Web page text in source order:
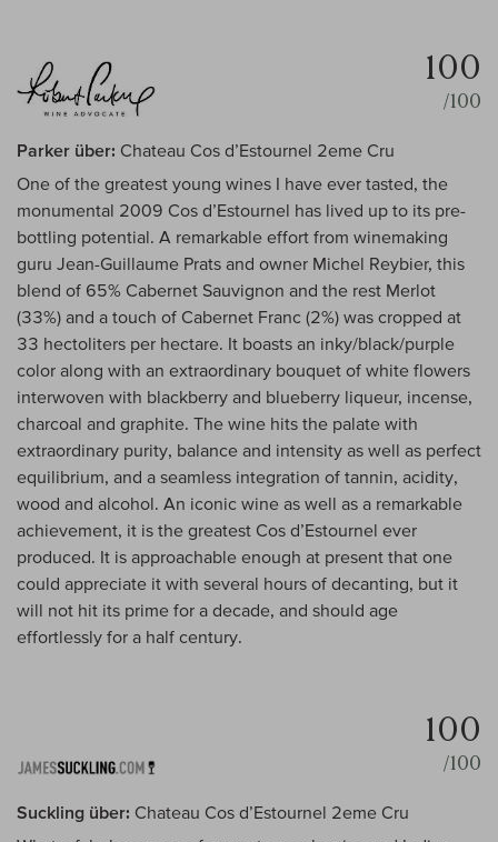
100
/100
Parker über: Chateau Cos d’Estournel 2eme Cru
One of the greatest young wines I have ever tasted, the
monumental 2009 Cos d’Estournel has lived up to its pre-
bottling potential. A remarkable effort from winemaking
guru Jean-Guillaume Prats and owner Michel Reybier, this
blend of 65% Cabernet Sauvignon and the rest Merlot
(33%) and a touch of Cabernet Franc (2%) was cropped at
33 hectoliters per hectare. It boasts an inky/black/purple
color along with an extraordinary bouquet of white flowers
interwoven with blackberry and blueberry liqueur, incense,
charcoal and graphite. The wine hits the palate with
extraordinary purity, balance and intensity as well as perfect
equilibrium, and a seamless integration of tannin, acidity,
wood and alcohol. An iconic wine as well as a remarkable
achievement, it is the greatest Cos d’Estournel ever
produced. It is approachable enough at present that one
could appreciate it with several hours of decanting, but it
will not hit its prime for a decade, and should age
effortlessly for a half century.
100
/100
Suckling über: Chateau Cos d’Estournel 2eme Cru